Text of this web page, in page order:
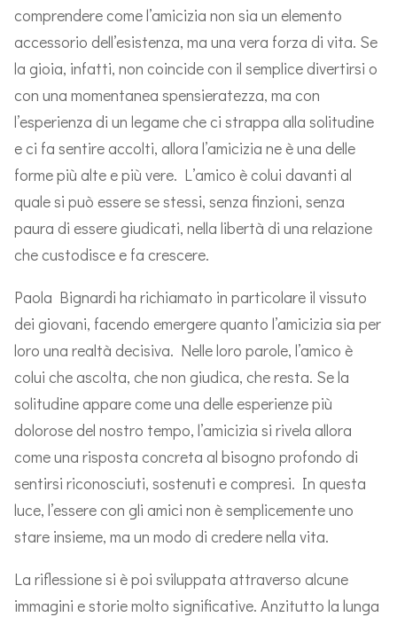
comprendere come l’amicizia non sia un elemento
accessorio dell’esistenza, ma una vera forza di vita. Se
la gioia, infatti, non coincide con il semplice divertirsi o
con una momentanea spensieratezza, ma con
l’esperienza di un legame che ci strappa alla solitudine
e ci fa sentire accolti, allora l’amicizia ne è una delle
forme più alte e più vere. L’amico è colui davanti al
quale si può essere se stessi, senza finzioni, senza
paura di essere giudicati, nella libertà di una relazione
che custodisce e fa crescere.
Paola Bignardi ha richiamato in particolare il vissuto
dei giovani, facendo emergere quanto l’amicizia sia per
loro una realtà decisiva. Nelle loro parole, l’amico è
colui che ascolta, che non giudica, che resta. Se la
solitudine appare come una delle esperienze più
dolorose del nostro tempo, l’amicizia si rivela allora
come una risposta concreta al bisogno profondo di
sentirsi riconosciuti, sostenuti e compresi. In questa
luce, l’essere con gli amici non è semplicemente uno
stare insieme, ma un modo di credere nella vita.
La riflessione si è poi sviluppata attraverso alcune
immagini e storie molto significative. Anzitutto la lunga